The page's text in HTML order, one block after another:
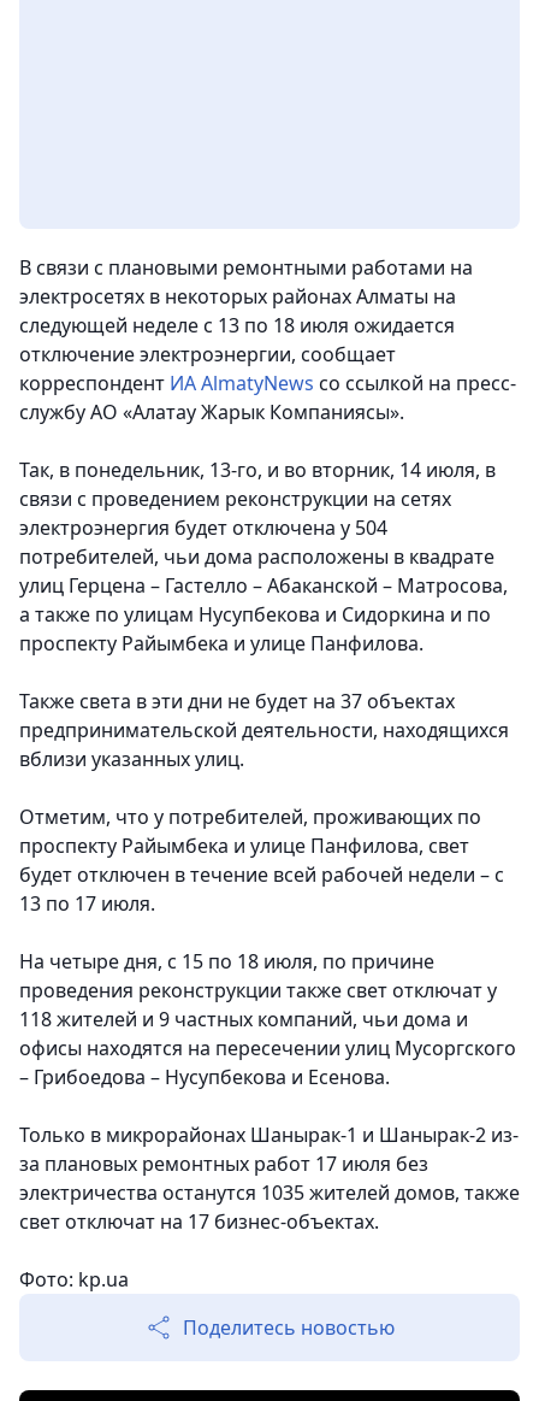
В связи с плановыми ремонтными работами на
электросетях в некоторых районах Алматы на
следующей неделе с 13 по 18 июля ожидается
отключение электроэнергии, сообщает
корреспондент ИА AlmatyNews со ссылкой на пресс-
службу АО «Алатау Жарык Компаниясы».
Так, в понедельник, 13-го, и во вторник, 14 июля, в
связи с проведением реконструкции на сетях
электроэнергия будет отключена у 504
потребителей, чьи дома расположены в квадрате
улиц Герцена – Гастелло – Абаканской – Матросова,
а также по улицам Нусупбекова и Сидоркина и по
проспекту Райымбека и улице Панфилова.
Также света в эти дни не будет на 37 объектах
предпринимательской деятельности, находящихся
вблизи указанных улиц.
Отметим, что у потребителей, проживающих по
проспекту Райымбека и улице Панфилова, свет
будет отключен в течение всей рабочей недели – с
13 по 17 июля.
На четыре дня, с 15 по 18 июля, по причине
проведения реконструкции также свет отключат у
118 жителей и 9 частных компаний, чьи дома и
офисы находятся на пересечении улиц Мусоргского
– Грибоедова – Нусупбекова и Есенова.
Только в микрорайонах Шанырак-1 и Шанырак-2 из-
за плановых ремонтных работ 17 июля без
электричества останутся 1035 жителей домов, также
свет отключат на 17 бизнес-объектах.
Фото: kp.ua
Поделитесь новостью